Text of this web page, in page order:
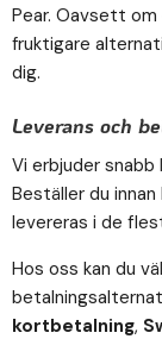
Pear. Oavsett
fruktigare
dig.
Leverans och
Vi erbjuder snabb
Beställer du
levereras i de
Hos oss kan du
kortbetalning,